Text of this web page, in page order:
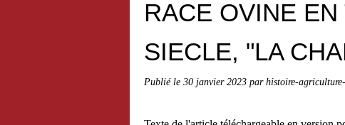
RACE OVINE
SIECLE, "LA
Publié le 30 janvier 2023 par histoire-